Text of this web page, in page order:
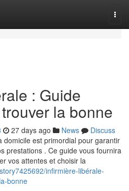
: Guide
la bonne
27 days ago News
Discuss
domicile est primordial pour garantir
prestations . Ce guide vous fournira
vos attentes et choisir la
infirmière-libérale-
bonne